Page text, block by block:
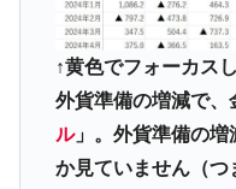
『Money1』
韓国･帰
い「50.5％」に上昇
韓国大統
た ⇒ 国家が行った恐る
『Money1』
韓国･警
↑黄色でフォーカス
外貨準備の増減で、
ル」。外貨準備の増
か見ていません（つ